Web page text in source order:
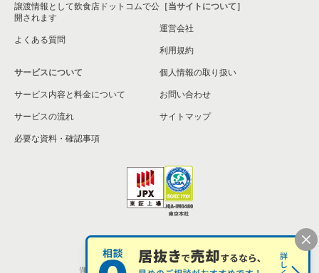
譲渡情報として飲食店ドットコムで公
開されます
よくある質問
サービスについて
サービス内容と料金について
サービスの流れ
必要な資料・確認事項
［当サイトについて］
運営会社
利用規約
個人情報の取り扱い
お問い合わせ
サイトマップ
個人情報の取扱い